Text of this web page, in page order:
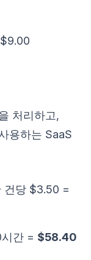
처리하고,
용하는 SaaS
건당 $3.50 =
간 = $58.40